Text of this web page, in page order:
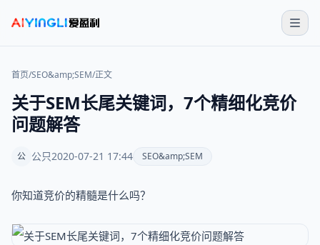
首页/SEO&amp;SEM/正文
关于SEM长尾关键词，7个精细化竞价
问题解答
公 公只2020-07-21 17:44 SEO&amp;SEM
你知道竞价的精髓是什么吗？